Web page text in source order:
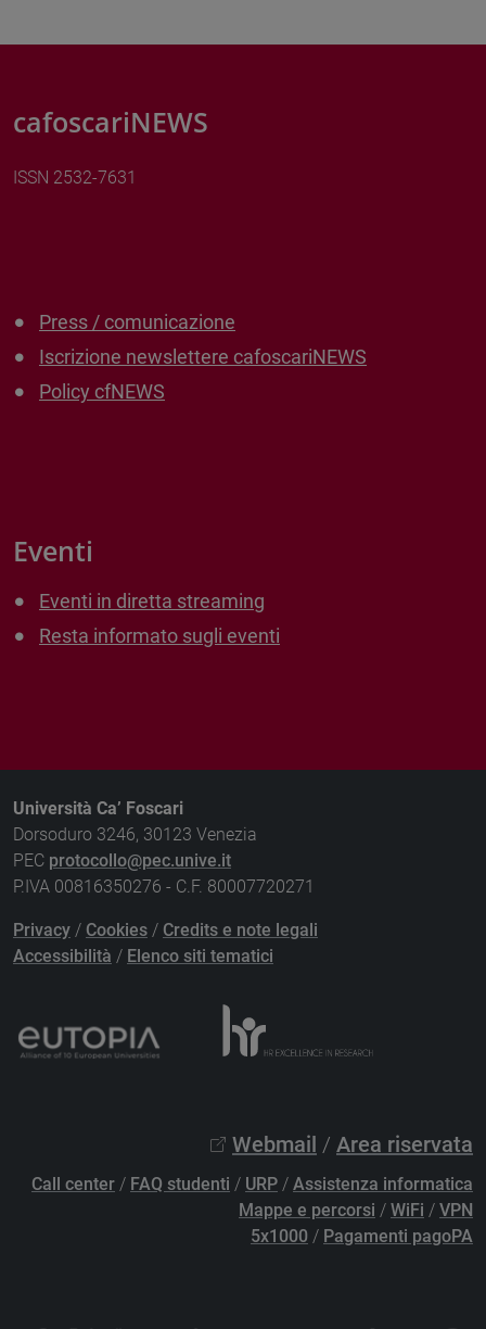
cafoscariNEWS
ISSN 2532-7631
Press / comunicazione
Iscrizione newslettere cafoscariNEWS
Policy cfNEWS
Eventi
Eventi in diretta streaming
Resta informato sugli eventi
Università Ca’ Foscari
Dorsoduro 3246, 30123 Venezia
PEC protocollo@pec.unive.it
P.IVA 00816350276 - C.F. 80007720271
Privacy / Cookies / Credits e note legali
Accessibilità / Elenco siti tematici
Webmail / Area riservata
Call center / FAQ studenti / URP / Assistenza informatica
Mappe e percorsi / WiFi / VPN
5x1000 / Pagamenti pagoPA